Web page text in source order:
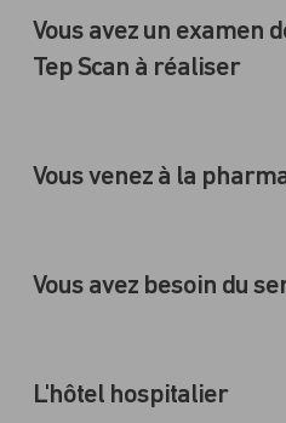
Vous avez un examen
Tep Scan à réaliser
Vous venez à la
Vous avez besoin du
L'hôtel hospitalier